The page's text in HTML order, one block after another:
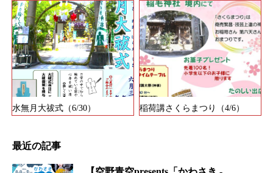
水無月大祓式（6/30） 稲荷講さくらまつり（4/6）
最近の記事